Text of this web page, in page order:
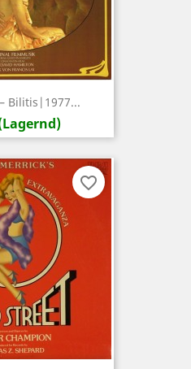
Bilitis|1977...
favorite_border